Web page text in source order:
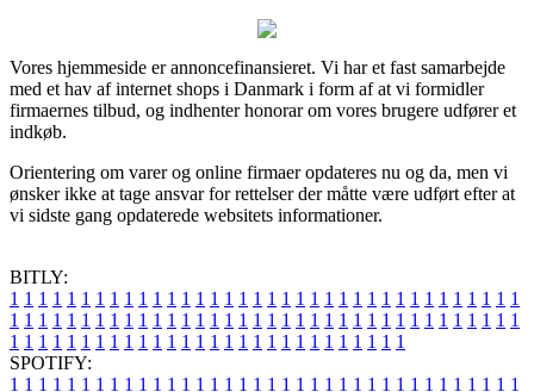
Vores hjemmeside er annoncefinansieret. Vi har et fast samarbejde
med et hav af internet shops i Danmark i form af at vi formidler
firmaernes tilbud, og indhenter honorar om vores brugere udfører et
indkøb.
Orientering om varer og online firmaer opdateres nu og da, men vi
ønsker ikke at tage ansvar for rettelser der måtte være udført efter at
vi sidste gang opdaterede websitets informationer.
BITLY:
1 1 1 1 1 1 1 1 1 1 1 1 1 1 1 1 1 1 1 1 1 1 1 1 1 1 1 1 1 1 1 1 1 1 1 1
1 1 1 1 1 1 1 1 1 1 1 1 1 1 1 1 1 1 1 1 1 1 1 1 1 1 1 1 1 1 1 1 1 1 1 1
1 1 1 1 1 1 1 1 1 1 1 1 1 1 1 1 1 1 1 1 1 1 1 1 1 1 1 1
SPOTIFY:
1 1 1 1 1 1 1 1 1 1 1 1 1 1 1 1 1 1 1 1 1 1 1 1 1 1 1 1 1 1 1 1 1 1 1 1